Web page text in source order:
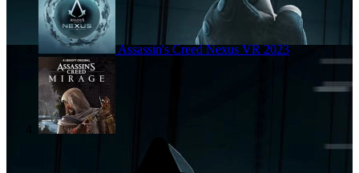
Assassin's Creed Nexus VR2023